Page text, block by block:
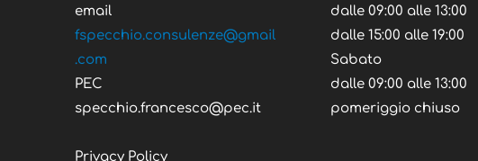
email
fspecchio.consulenze@gmail
.com
PEC
specchio.francesco@pec.it
Privacy Policy
dalle 09:00 alle 13:00
dalle 15:00 alle 19:00
Sabato
dalle 09:00 alle 13:00
pomeriggio chiuso